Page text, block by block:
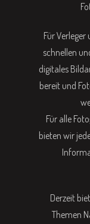
Für
schnellen
digitales
bereit und
Für alle
bieten wir
Derzeit
Themen